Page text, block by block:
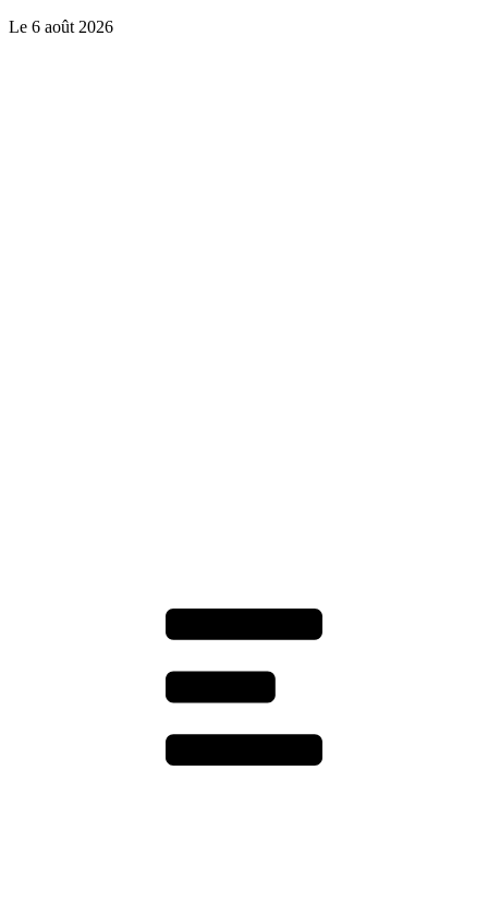
Le 6 août 2026